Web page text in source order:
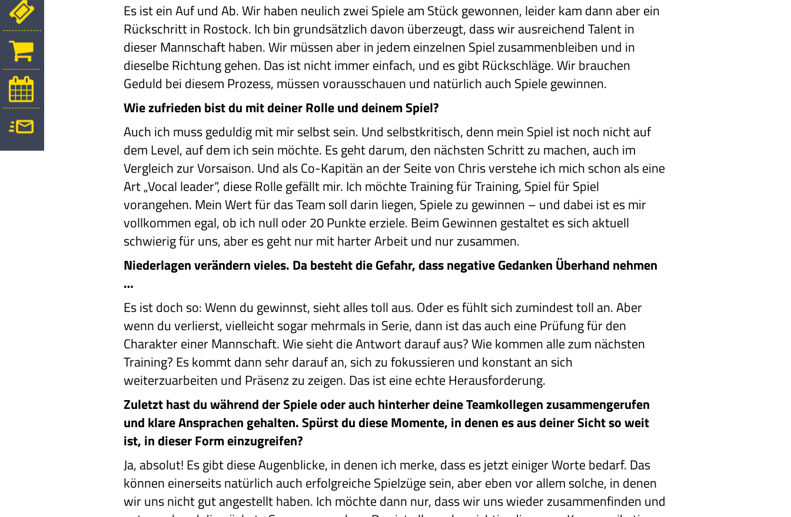
Es ist ein Auf und Ab. Wir haben neulich zwei Spiele am Stück gewonnen, leider kam dann aber ein
Rückschritt in Rostock. Ich bin grundsätzlich davon überzeugt, dass wir ausreichend Talent in
dieser Mannschaft haben. Wir müssen aber in jedem einzelnen Spiel zusammenbleiben und in
dieselbe Richtung gehen. Das ist nicht immer einfach, und es gibt Rückschläge. Wir brauchen
Geduld bei diesem Prozess, müssen vorausschauen und natürlich auch Spiele gewinnen.
Wie zufrieden bist du mit deiner Rolle und deinem Spiel?
Auch ich muss geduldig mit mir selbst sein. Und selbstkritisch, denn mein Spiel ist noch nicht auf
dem Level, auf dem ich sein möchte. Es geht darum, den nächsten Schritt zu machen, auch im
Vergleich zur Vorsaison. Und als Co-Kapitän an der Seite von Chris verstehe ich mich schon als eine
Art „Vocal leader“, diese Rolle gefällt mir. Ich möchte Training für Training, Spiel für Spiel
vorangehen. Mein Wert für das Team soll darin liegen, Spiele zu gewinnen – und dabei ist es mir
vollkommen egal, ob ich null oder 20 Punkte erziele. Beim Gewinnen gestaltet es sich aktuell
schwierig für uns, aber es geht nur mit harter Arbeit und nur zusammen.
Niederlagen verändern vieles. Da besteht die Gefahr, dass negative Gedanken Überhand nehmen
…
Es ist doch so: Wenn du gewinnst, sieht alles toll aus. Oder es fühlt sich zumindest toll an. Aber
wenn du verlierst, vielleicht sogar mehrmals in Serie, dann ist das auch eine Prüfung für den
Charakter einer Mannschaft. Wie sieht die Antwort darauf aus? Wie kommen alle zum nächsten
Training? Es kommt dann sehr darauf an, sich zu fokussieren und konstant an sich
weiterzuarbeiten und Präsenz zu zeigen. Das ist eine echte Herausforderung.
Zuletzt hast du während der Spiele oder auch hinterher deine Teamkollegen zusammengerufen
und klare Ansprachen gehalten. Spürst du diese Momente, in denen es aus deiner Sicht so weit
ist, in dieser Form einzugreifen?
Ja, absolut! Es gibt diese Augenblicke, in denen ich merke, dass es jetzt einiger Worte bedarf. Das
können einerseits natürlich auch erfolgreiche Spielzüge sein, aber eben vor allem solche, in denen
wir uns nicht gut angestellt haben. Ich möchte dann nur, dass wir uns wieder zusammenfinden und